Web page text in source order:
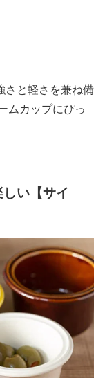
さと軽さを兼ね備
ムカップにぴっ
い【サイ